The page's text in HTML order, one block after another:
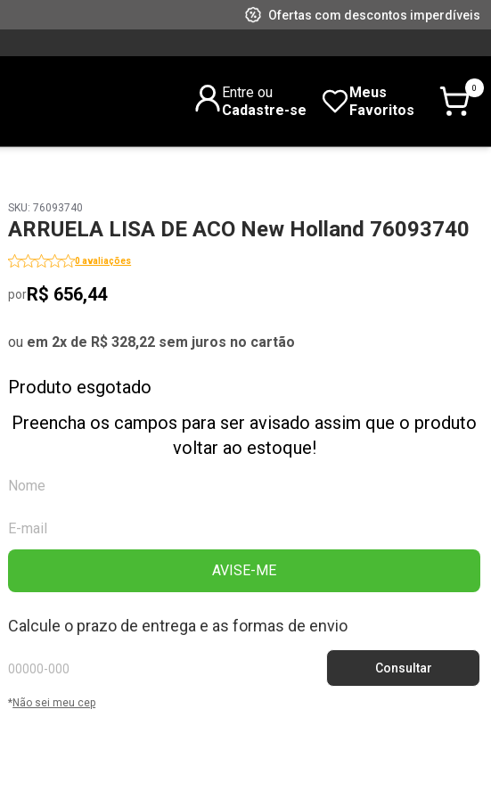
Ofertas com descontos imperdíveis
Entre ou
Cadastre-se
Meus
Favoritos
0
SKU: 76093740
ARRUELA LISA DE ACO New Holland 76093740
0 avaliações
porR$ 656,44
ou em 2x de R$ 328,22 sem juros no cartão
Produto esgotado
Preencha os campos para ser avisado assim que o produto
voltar ao estoque!
AVISE-ME
Calcule o prazo de entrega e as formas de envio
*Não sei meu cep